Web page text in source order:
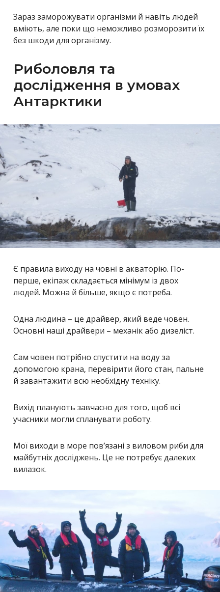
Зараз заморожувати організми й навіть людей
вміють, але поки що неможливо розморозити їх
без шкоди для організму.
Риболовля та
дослідження в умовах
Антарктики
Є правила виходу на човні в акваторію. По-
перше, екіпаж складається мінімум із двох
людей. Можна й більше, якщо є потреба.
Одна людина – це драйвер, який веде човен.
Основні наші драйвери – механік або дизеліст.
Сам човен потрібно спустити на воду за
допомогою крана, перевірити його стан, пальне
й завантажити всю необхідну техніку.
Вихід планують завчасно для того, щоб всі
учасники могли спланувати роботу.
Мої виходи в море пов’язані з виловом риби для
майбутніх досліджень. Це не потребує далеких
вилазок.